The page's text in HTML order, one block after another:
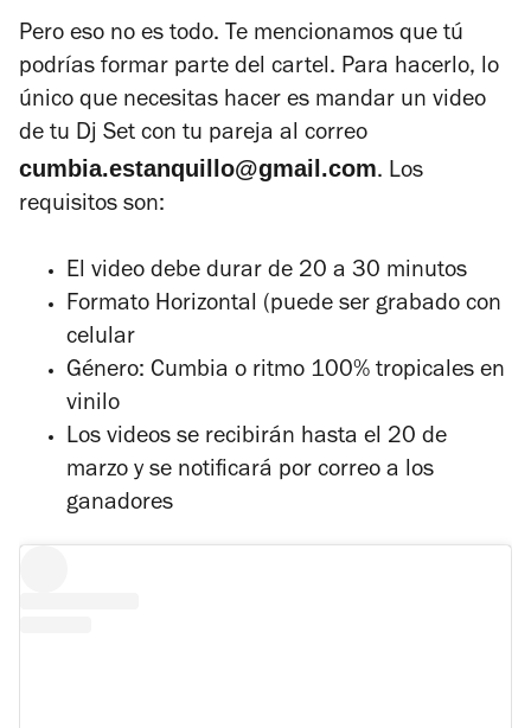
Pero eso no es todo. Te mencionamos que tú
podrías formar parte del cartel. Para hacerlo, lo
único que necesitas hacer es mandar un video
de tu Dj Set con tu pareja al correo
cumbia.estanquillo@gmail.com. Los
requisitos son:
El video debe durar de 20 a 30 minutos
Formato Horizontal (puede ser grabado con
celular
Género: Cumbia o ritmo 100% tropicales en
vinilo
Los videos se recibirán hasta el 20 de
marzo y se notificará por correo a los
ganadores